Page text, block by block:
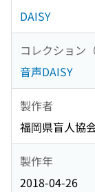
DAISY
コレクション
音声DAISY
製作者
福岡県盲人協
製作年
2018-04-26